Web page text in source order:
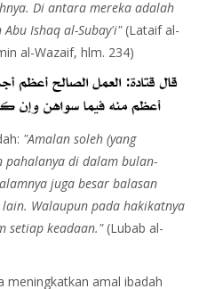
Di antara mereka adalah
Ishaq al-Subay'i"(Lataif al-
al-Wazaif, hlm. 234)
"Amalan soleh (yang
pahalanya di dalam bulan-
juga besar balasan
Walaupun pada hakikatnya
setiap keadaan."(Lubab al-
meningkatkan amal ibadah